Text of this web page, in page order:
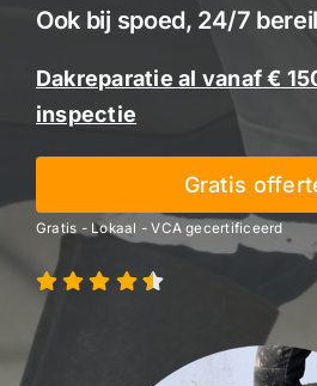
Ook bij spoed, 24/7
Dakreparatie al vanaf €
inspectie
Gratis
Gratis - Lokaal - VCA gecertificeerd